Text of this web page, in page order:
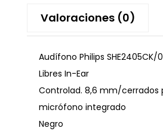
Valoraciones (0)
Audífono Philips SHE2405CK/
Libres In-Ear
Controlad. 8,6 mm/cerrados
micrófono integrado
Negro